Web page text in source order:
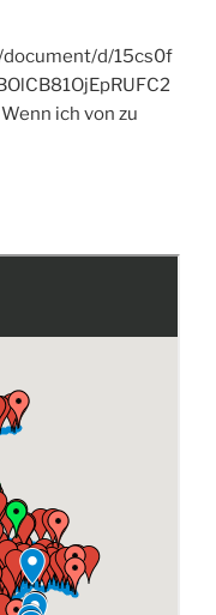
d/15cs0f
ich von zu